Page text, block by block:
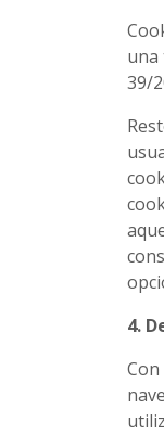
una
39/
4.